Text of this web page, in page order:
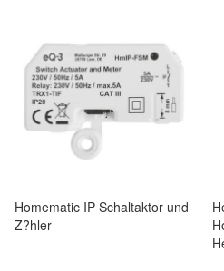
Homematic IP Schaltaktor und
Z?hler